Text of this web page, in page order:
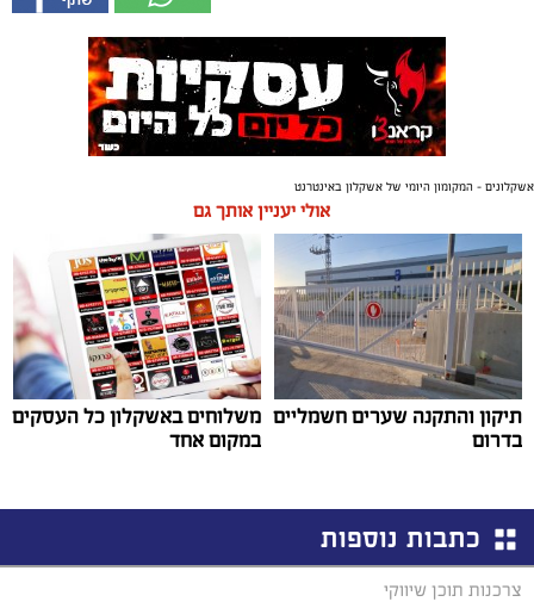
אשקלונים - המקומון היומי של אשקלון באינטרנט
אולי יעניין אותך גם
תיקון והתקנה שערים חשמליים
בדרום
משלוחים באשקלון כל העסקים
במקום אחד
כתבות נוספות
צרכנות תוכן שיווקי